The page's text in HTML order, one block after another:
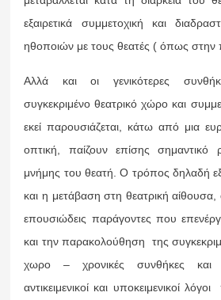
εξαιρετικά συμμετοχική και
ηθοποιών με τους θεατές ( όπως στην
Αλλά και οι γενικότερες
συγκεκριμένο θεατρικό χώρο και
εκεί παρουσιάζεται, κάτω από μια
οπτική, παίζουν επίσης σημαντικό
μνήμης του θεατή. Ο τρόπος δηλαδή
και η μετάβαση στη θεατρική αίθουσα,
επουσιώδεις παράγοντες που
και την παρακολούθηση της
χωρο – χρονικές συνθήκες και
αντικειμενικοί και υποκειμενικοί